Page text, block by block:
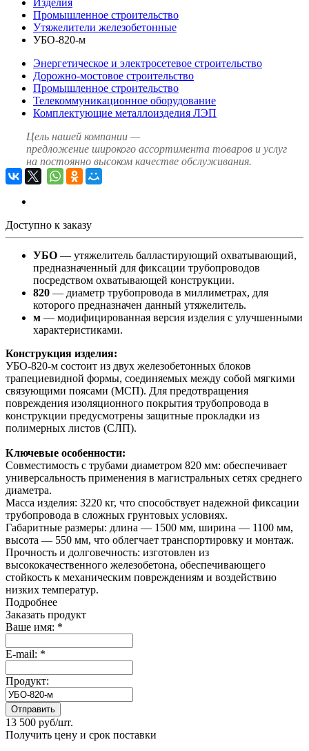
Промышленное строительство
Утяжелители железобетонные
УБО-820-м
Энергетическое и электросетевое строительство
Дорожно-мостовое строительство
Промышленное строительство
Телекоммуникационное оборудование
Комплектующие металлоизделия ЛЭП
Цель нашей компании —
предложение широкого ассортимента товаров и услуг
на постоянно высоком качестве обслуживания.
Доступно к заказу
УБО — утяжелитель балластирующий охватывающий,
предназначенный для фиксации трубопроводов
посредством охватывающей конструкции.
820 — диаметр трубопровода в миллиметрах, для
которого предназначен данный утяжелитель.
м — модифицированная версия изделия с улучшенными
характеристиками.
Конструкция изделия:
УБО-820-м состоит из двух железобетонных блоков
трапециевидной формы, соединяемых между собой мягкими
связующими поясами (МСП). Для предотвращения
повреждения изоляционного покрытия трубопровода в
конструкции предусмотрены защитные прокладки из
полимерных листов (СЛП).
Ключевые особенности:
Совместимость с трубами диаметром 820 мм: обеспечивает
универсальность применения в магистральных сетях среднего
диаметра.
Масса изделия: 3220 кг, что способствует надежной фиксации
трубопровода в сложных грунтовых условиях.
Габаритные размеры: длина — 1500 мм, ширина — 1100 мм,
высота — 550 мм, что облегчает транспортировку и монтаж.
Прочность и долговечность: изготовлен из
высококачественного железобетона, обеспечивающего
стойкость к механическим повреждениям и воздействию
низких температур.
Подробнее
Заказать продукт
Ваше имя: *
E-mail: *
Продукт:
Отправить
13 500 руб/шт.
Получить цену и срок поставки